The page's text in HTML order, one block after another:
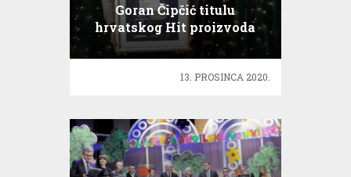
Goran Čipčić titulu
hrvatskog Hit proizvoda
posvetio baki
13. PROSINCA 2020.